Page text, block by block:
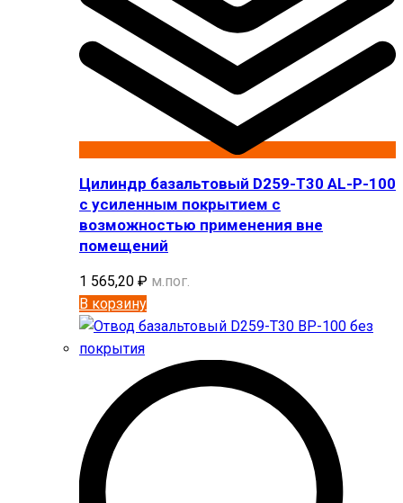
Цилиндр базальтовый D259-T30 AL-P-100
с усиленным покрытием с
возможностью применения вне
помещений
1 565,20 ₽ м.пог.
В корзину